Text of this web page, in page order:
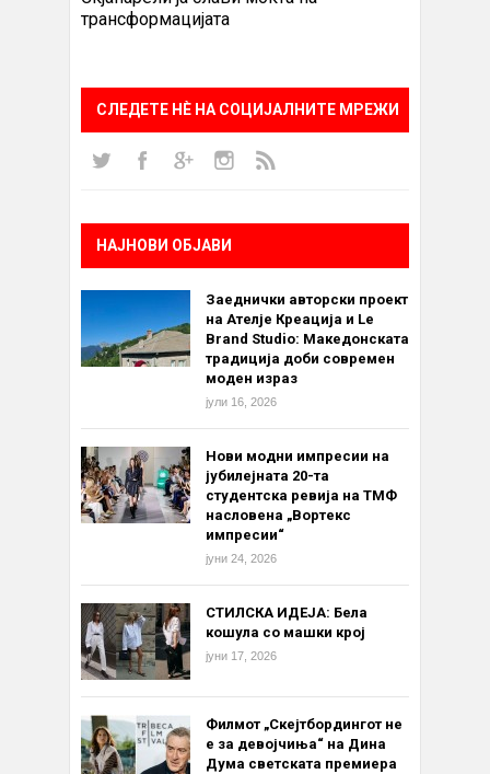
трансформацијата
СЛЕДЕТЕ НÈ НА СОЦИЈАЛНИТЕ МРЕЖИ
НАЈНОВИ ОБЈАВИ
Заеднички авторски проект
на Ателје Креација и Le
Brand Studio: Македонската
традиција доби современ
моден израз
јули 16, 2026
Нови модни импресии на
јубилејната 20-та
студентска ревија на ТМФ
насловена „Вортекс
импресии“
јуни 24, 2026
СТИЛСКА ИДЕЈА: Бела
кошула со машки крој
јуни 17, 2026
Филмот „Скејтбордингот не
е за девојчиња“ на Дина
Дума светската премиера